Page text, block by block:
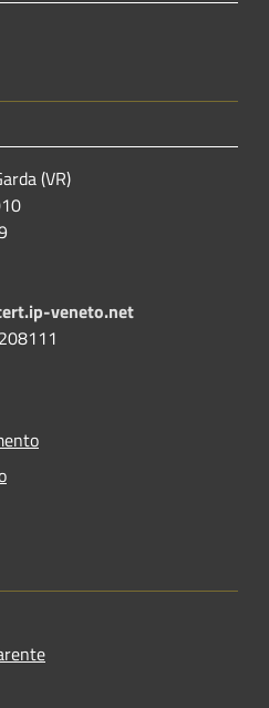
(VR)
veneto.net